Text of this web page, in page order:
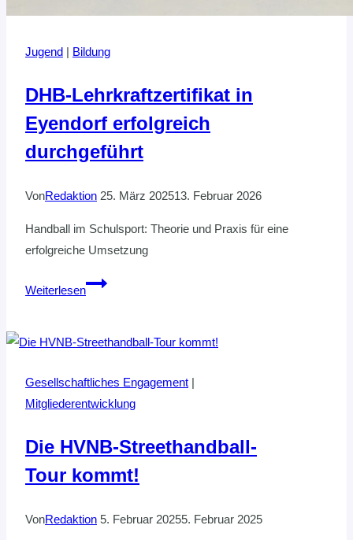
Jugend | Bildung
DHB-Lehrkraftzertifikat in
Eyendorf erfolgreich
durchgeführt
VonRedaktion 25. März 202513. Februar 2026
Handball im Schulsport: Theorie und Praxis für eine
erfolgreiche Umsetzung
Weiterlesen
DHB-
Eyendorf
durchgeführt
Gesellschaftliches Engagement |
Mitgliederentwicklung
Die HVNB-Streethandball-
Tour kommt!
VonRedaktion 5. Februar 20255. Februar 2025